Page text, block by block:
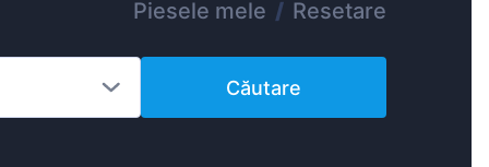
Magyar
Lietuvių
Hrvatski
Piesele mele / Resetare
Căutare